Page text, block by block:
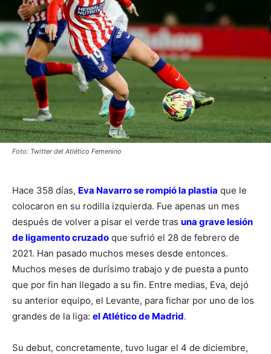
Foto: Twitter del Atlético Femenino
Hace 358 días, Eva Navarro se rompió la plastia que le
colocaron en su rodilla izquierda. Fue apenas un mes
después de volver a pisar el verde tras una grave lesión
de ligamento cruzado que sufrió el 28 de febrero de
2021. Han pasado muchos meses desde entonces.
Muchos meses de durísimo trabajo y de puesta a punto
que por fin han llegado a su fin. Entre medias, Eva, dejó
su anterior equipo, el Levante, para fichar por uno de los
grandes de la liga: el Atlético de Madrid.
Su debut, concretamente, tuvo lugar el 4 de diciembre,